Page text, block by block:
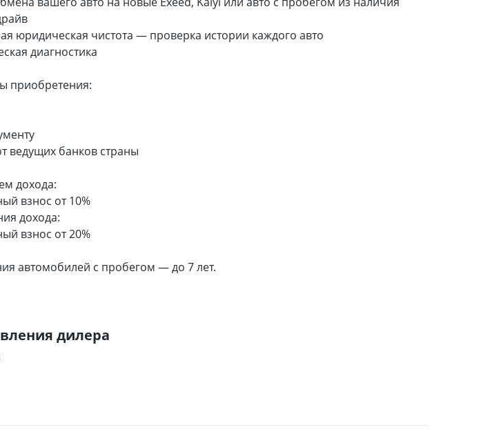
юридическая чистота — проверка истории каждого авто
диагностика
приобретения:
ведущих банков страны
дохода:
взнос от 10%
дохода:
взнос от 20%
автомобилей с пробегом — до 7 лет.
дилера